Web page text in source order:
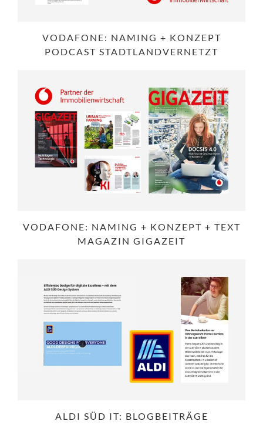
VODAFONE: NAMING + KONZEPT
PODCAST STADTLANDVERNETZT
VODAFONE: NAMING + KONZEPT + TEXT
MAGAZIN GIGAZEIT
ALDI SÜD IT: BLOGBEITRÄGE